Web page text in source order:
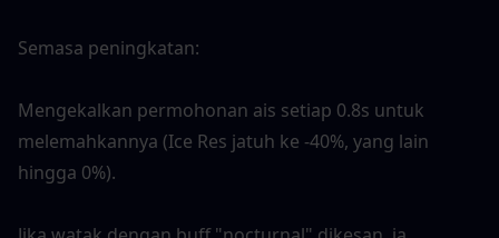
Semasa peningkatan:
Mengekalkan permohonan ais setiap 0.8s untuk
melemahkannya (Ice Res jatuh ke -40%, yang lain
hingga 0%).